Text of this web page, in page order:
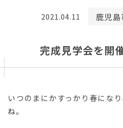
2021.04.11 鹿児
完成見学会を開
いつのまにかすっかり春にな
ね。